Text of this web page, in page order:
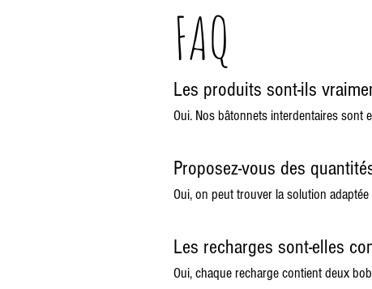
FAQ
Les produits sont-ils
Oui. Nos bâtonnets interdentaires sont
Proposez-vous des
Oui, on peut trouver la solution
Les recharges sont-elles
Oui, chaque recharge contient deux